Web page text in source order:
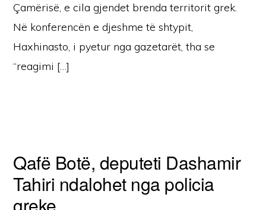
Çamërisë, e cila gjendet brenda territorit grek.
Në konferencën e djeshme të shtypit,
Haxhinasto, i pyetur nga gazetarët, tha se
“reagimi […]
Qafë Botë, deputeti Dashamir
Tahiri ndalohet nga policia